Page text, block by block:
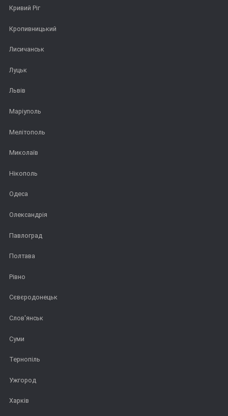
Кривий Ріг
Кропивницький
Лисичанськ
Луцьк
Львів
Маріуполь
Мелітополь
Миколаїв
Нікополь
Одеса
Олександрія
Павлоград
Полтава
Рівно
Сєвєродонецьк
Слов'янськ
Суми
Тернопіль
Ужгород
Харків